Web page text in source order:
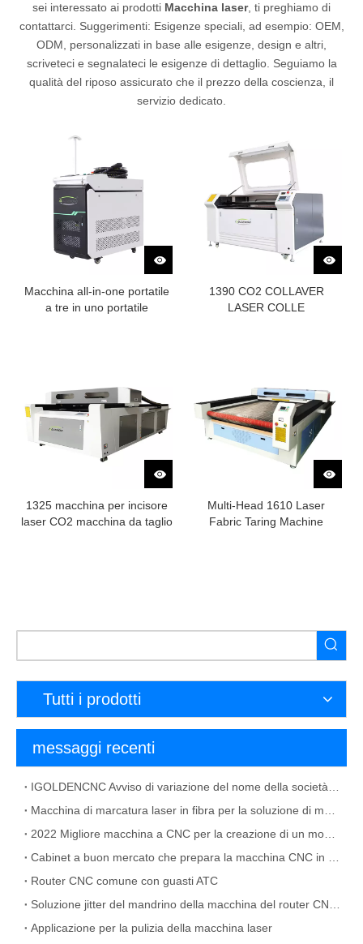
sei interessato ai prodotti Macchina laser, ti preghiamo di
contattarci. Suggerimenti: Esigenze speciali, ad esempio: OEM,
ODM, personalizzati in base alle esigenze, design e altri,
scriveteci e segnalateci le esigenze di dettaglio. Seguiamo la
qualità del riposo assicurato che il prezzo della coscienza, il
servizio dedicato.
Macchina all-in-one portatile
a tre in uno portatile
1390 CO2 COLLAVER
LASER COLLE
1325 macchina per incisore
laser CO2 macchina da taglio
Multi-Head 1610 Laser
Fabric Taring Machine
Tutti i prodotti
messaggi recenti
Router CNC comune con guasti ATC
Applicazione per la pulizia della macchina laser